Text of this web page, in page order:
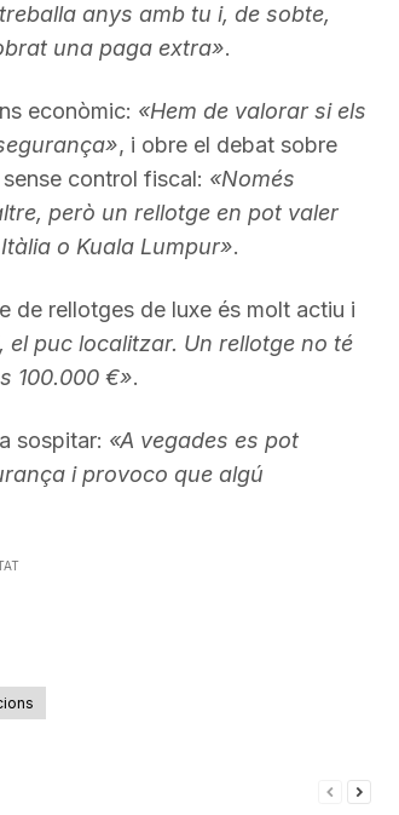
anys amb tu i, de sobte,
una paga extra».
econòmic: «Hem de valorar si els
, i obre el debat sobre
sense control fiscal: «Només
però un rellotge en pot valer
o Kuala Lumpur».
de rellotges de luxe és molt actiu i
el puc localitzar. Un rellotge no té
100.000 €».
sospitar: «A vegades es pot
i provoco que algú